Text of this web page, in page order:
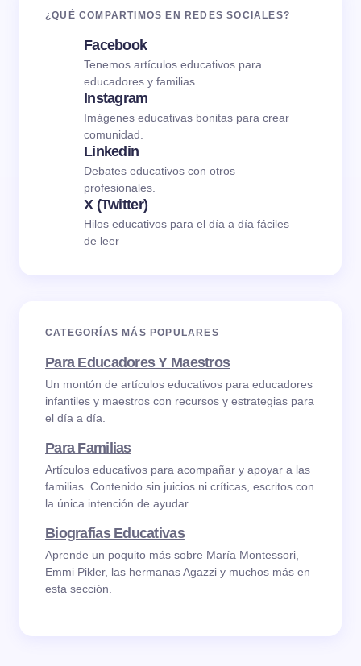
¿QUÉ COMPARTIMOS EN REDES SOCIALES?
Facebook
Tenemos artículos educativos para
educadores y familias.
Instagram
Imágenes educativas bonitas para crear
comunidad.
Linkedin
Debates educativos con otros
profesionales.
X (Twitter)
Hilos educativos para el día a día fáciles
de leer
CATEGORÍAS MÁS POPULARES
Para Educadores Y Maestros
Un montón de artículos educativos para educadores
infantiles y maestros con recursos y estrategias para
el día a día.
Para Familias
Artículos educativos para acompañar y apoyar a las
familias. Contenido sin juicios ni críticas, escritos con
la única intención de ayudar.
Biografías Educativas
Aprende un poquito más sobre María Montessori,
Emmi Pikler, las hermanas Agazzi y muchos más en
esta sección.